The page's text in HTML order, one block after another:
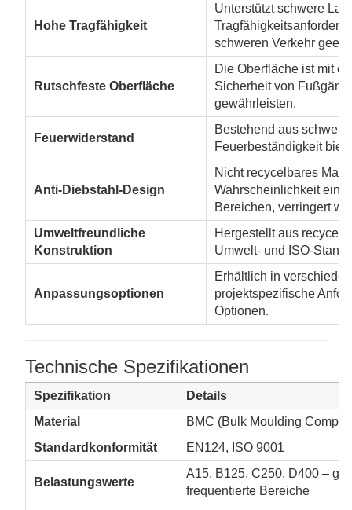
Hohe Tragfähigkeit
Unterstützt schwere
schweren Verkehr
Rutschfeste Oberfläche
Die Oberfläche ist mit
Sicherheit von
gewährleisten.
Feuerwiderstand
Bestehend aus schwer
Feuerbeständigkeit
Anti-Diebstahl-Design
Nicht recycelbares
Wahrscheinlichkeit
Bereichen, verringert
Umweltfreundliche
Konstruktion
Hergestellt aus
Umwelt- und ISO-
Anpassungsoptionen
Erhältlich in
projektspezifische
Optionen.
Technische Spezifikationen
Spezifikation
Details
Material
BMC (Bulk Moulding
Standardkonformität
EN124, ISO 9001
Belastungswerte
A15, B125, C250, D400 –
frequentierte Bereiche